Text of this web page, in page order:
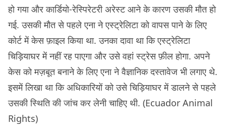
हो गया और कार्डियो-रेस्पिरेटरी अरेस्ट आने के कारण उसकी मौत हो
गई. उसकी मौत से पहले एना ने एस्ट्रेलिटा को वापस पाने के लिए
कोर्ट में केस फ़ाइल किया था. उनका दावा था कि एस्ट्रेलिटा
चिड़ियाघर में नहीं रह पाएगा और उसे वहां स्ट्रेस फ़ील होगा. अपने
केस को मज़बूत बनाने के लिए एना ने वैज्ञानिक दस्तावेज भी लगाए थे.
इसमें लिखा था कि अधिकारियों को उसे चिड़ियाघर में डालने से पहले
उसकी स्थिति की जांच कर लेनी चाहिए थी. (Ecuador Animal
Rights)